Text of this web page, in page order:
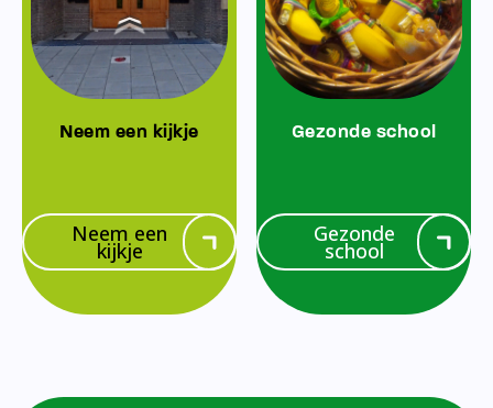
Neem een kijkje
Neem een
kijkje
Gezonde school
Gezonde
school